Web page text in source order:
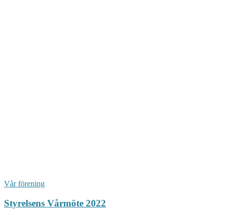
Vår förening
Styrelsens Vårmöte 2022